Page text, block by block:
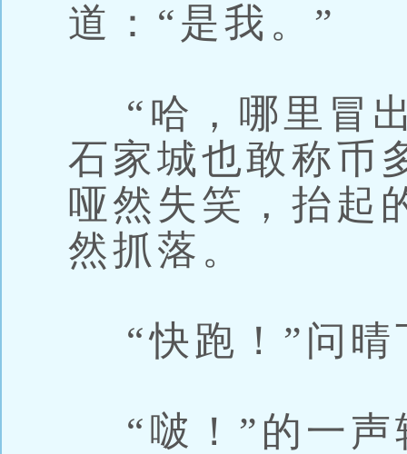
道：“是我。”
“哈，哪里冒
石家城也敢称币
哑然失笑，抬起
然抓落。
“快跑！”问晴
“啵！”的一声